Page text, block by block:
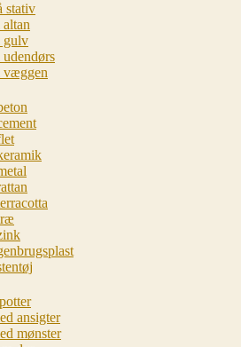
stativ
gulv
væggen
ansigter
mønster